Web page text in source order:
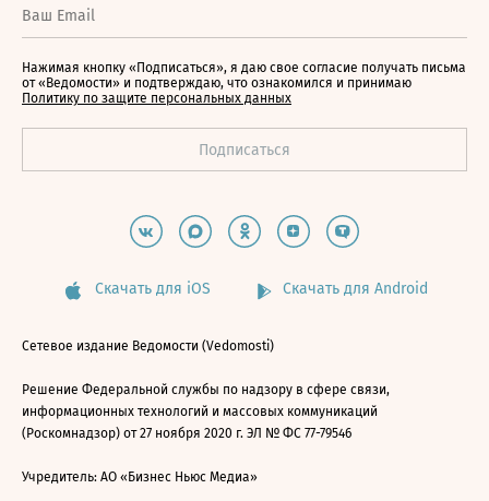
Нажимая кнопку «Подписаться», я даю свое согласие получать письма
от «Ведомости» и подтверждаю, что ознакомился и принимаю
Политику по защите персональных данных
Скачать для iOS Скачать для Android
Сетевое издание Ведомости (Vedomosti)
Решение Федеральной службы по надзору в сфере связи,
информационных технологий и массовых коммуникаций
(Роскомнадзор) от 27 ноября 2020 г. ЭЛ № ФС 77-79546
Учредитель: АО «Бизнес Ньюс Медиа»